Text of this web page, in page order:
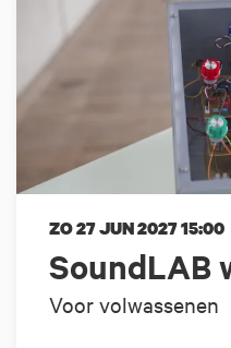
SoundLAB
Voor volwassenen
ZO 27 JUN 202715:00